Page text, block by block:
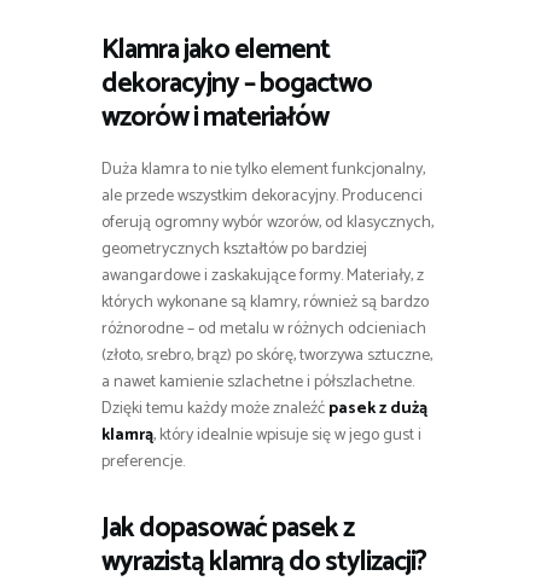
Klamra jako element
dekoracyjny – bogactwo
wzorów i materiałów
Duża klamra to nie tylko element funkcjonalny,
ale przede wszystkim dekoracyjny. Producenci
oferują ogromny wybór wzorów, od klasycznych,
geometrycznych kształtów po bardziej
awangardowe i zaskakujące formy. Materiały, z
których wykonane są klamry, również są bardzo
różnorodne – od metalu w różnych odcieniach
(złoto, srebro, brąz) po skórę, tworzywa sztuczne,
a nawet kamienie szlachetne i półszlachetne.
Dzięki temu każdy może znaleźćpasek z dużą
klamrą, który idealnie wpisuje się w jego gust i
preferencje.
Jak dopasować pasek z
wyrazistą klamrą do stylizacji?